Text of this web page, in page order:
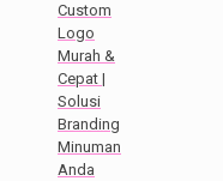
Custom
Logo
Murah &
Cepat |
Solusi
Branding
Minuman
Anda